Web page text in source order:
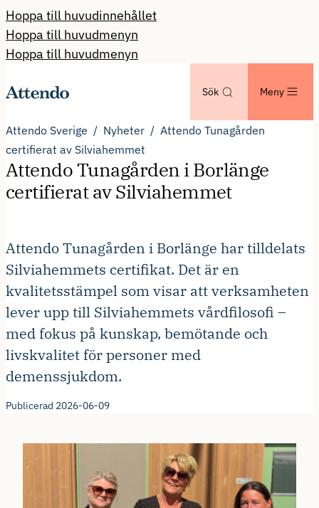
Hoppa till huvudinnehållet
Hoppa till huvudmenyn
Hoppa till huvudmenyn
Sök Meny
Attendo Sverige Nyheter
Attendo Tunagården
certifierat av Silviahemmet
Attendo Tunagården i Borlänge
certifierat av Silviahemmet
Attendo Tunagården i Borlänge har tilldelats
Silviahemmets certifikat. Det är en
kvalitetsstämpel som visar att verksamheten
lever upp till Silviahemmets vårdfilosofi –
med fokus på kunskap, bemötande och
livskvalitet för personer med
demenssjukdom.
Publicerad 2026-06-09